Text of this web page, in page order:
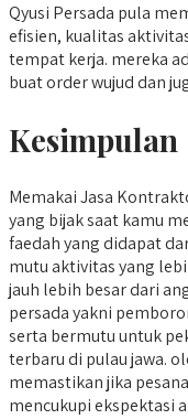
Qyusi Persada pula
efisien, kualitas
tempat kerja. mereka
buat order wujud dan
Kesimpulan
Memakai Jasa
yang bijak saat kamu
faedah yang didapat
mutu aktivitas yang
jauh lebih besar dari
persada yakni
serta bermutu untuk
terbaru di pulau jawa.
memastikan jika
mencukupi ekspektasi